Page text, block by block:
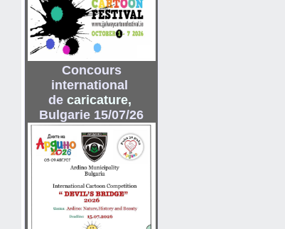
Concours
international
de caricature,
Bulgarie 15/07/26